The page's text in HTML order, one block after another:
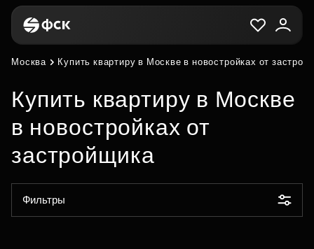
Москва Купить квартиру в Москве в новостройках от
Купить квартиру в Москве
в новостройках от
застройщика
Фильтры